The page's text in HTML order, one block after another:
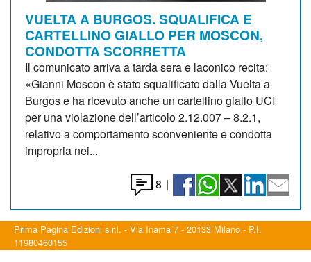
VUELTA A BURGOS. SQUALIFICA E
CARTELLINO GIALLO PER MOSCON,
CONDOTTA SCORRETTA
Il comunicato arriva a tarda sera e laconico recita:
«Gianni Moscon è stato squalificato dalla Vuelta a
Burgos e ha ricevuto anche un cartellino giallo UCI
per una violazione dell’articolo 2.12.007 – 8.2.1,
relativo a comportamento sconveniente e condotta
impropria nei...
8 |
Prima Pagina Edizioni s.r.l. - Via Inama 7 - 20133 Milano - P.I.
11980460155